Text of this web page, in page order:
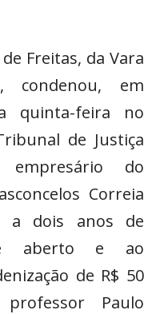
Freitas, da Vara
condenou, em
quinta-feira no
de Justiça
do
Correia
a dois anos de
aberto e ao
de R$ 50
Paulo